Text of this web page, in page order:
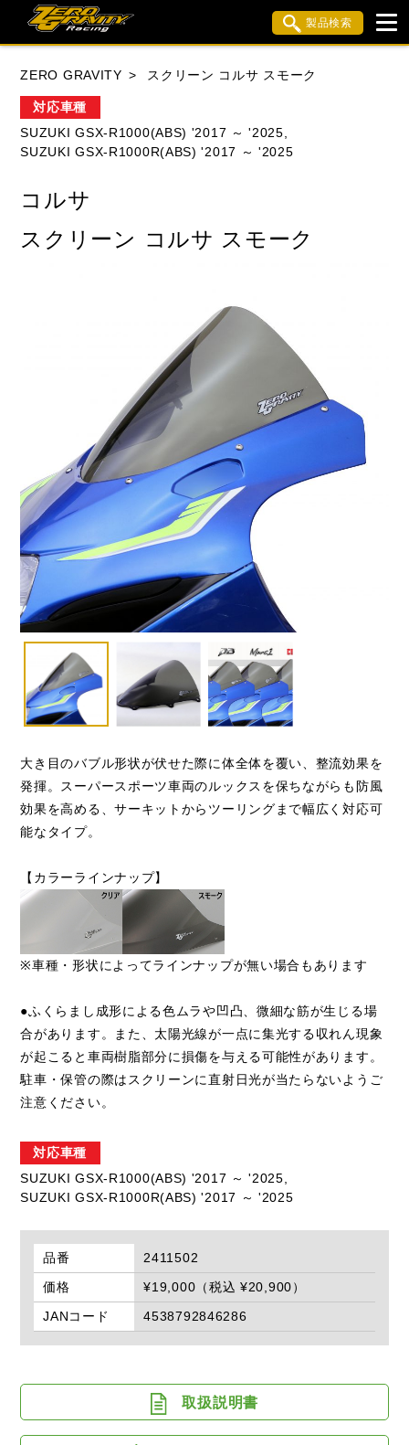
製品検索
YAMAHA
KAWASAKI
DUCATI MV AGUSTA TRIUMPH
閉じる
ZERO GRAVITY スクリーン コルサ スモーク
対応車種
SUZUKI GSX-R1000(ABS) '2017 ～ '2025,
SUZUKI GSX-R1000R(ABS) '2017 ～ '2025
コルサ
スクリーン コルサ スモーク
大き目のバブル形状が伏せた際に体全体を覆い、整流効果を
発揮。スーパースポーツ車両のルックスを保ちながらも防風
効果を高める、サーキットからツーリングまで幅広く対応可
能なタイプ。
【カラーラインナップ】
※車種・形状によってラインナップが無い場合もあります
●ふくらまし成形による色ムラや凹凸、微細な筋が生じる場
合があります。また、太陽光線が一点に集光する収れん現象
が起こると車両樹脂部分に損傷を与える可能性があります。
駐車・保管の際はスクリーンに直射日光が当たらないようご
注意ください。
対応車種
SUZUKI GSX-R1000(ABS) '2017 ～ '2025,
SUZUKI GSX-R1000R(ABS) '2017 ～ '2025
品番
2411502
価格
¥19,000（税込 ¥20,900）
JANコード
4538792846286
取扱説明書